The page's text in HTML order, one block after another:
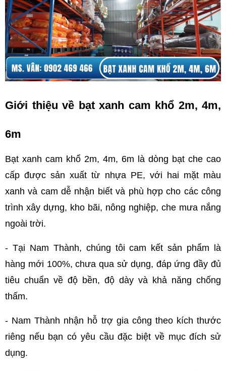
Giới thiệu về bạt xanh cam khổ 2m, 4m,
6m
Bạt xanh cam khổ 2m, 4m, 6m là dòng bạt che cao
cấp được sản xuất từ nhựa PE, với hai mặt màu
xanh và cam dễ nhận biết và phù hợp cho các công
trình xây dựng, kho bãi, nông nghiệp, che mưa nắng
ngoài trời.
- Tại Nam Thành, chúng tôi cam kết sản phẩm là
hàng mới 100%, chưa qua sử dụng, đáp ứng đầy đủ
tiêu chuẩn về độ bền, độ dày và khả năng chống
thấm.
- Nam Thành nhận hỗ trợ gia công theo kích thước
riêng nếu bạn có yêu cầu đặc biệt về mục đích sử
dụng.